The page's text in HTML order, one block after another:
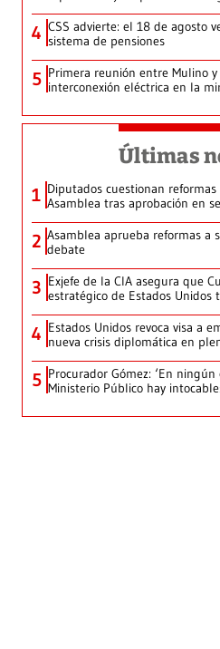
4 CSS advierte: el 18 de agosto
sistema de pensiones
5 Primera reunión entre Mulino y
interconexión eléctrica en la
Últimas
1 Diputados cuestionan
Asamblea tras aprobación en
2 Asamblea aprueba reformas a
debate
3 Exjefe de la CIA asegura que
estratégico de Estados Unidos
4 Estados Unidos revoca visa a
nueva crisis diplomática en
5 Procurador Gómez: ‘En
Ministerio Público hay